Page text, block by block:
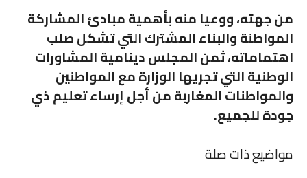
من جهته، ووعيا منه بأهمية مبادئ المشاركة
المواطنة والبناء المشترك التي تشكل صلب
اهتماماته، ثمن المجلس دينامية المشاورات
الوطنية التي تجريها الوزارة مع المواطنين
والمواطنات المغاربة من أجل إرساء تعليم ذي
جودة للجميع.
مواضيع ذات صلة